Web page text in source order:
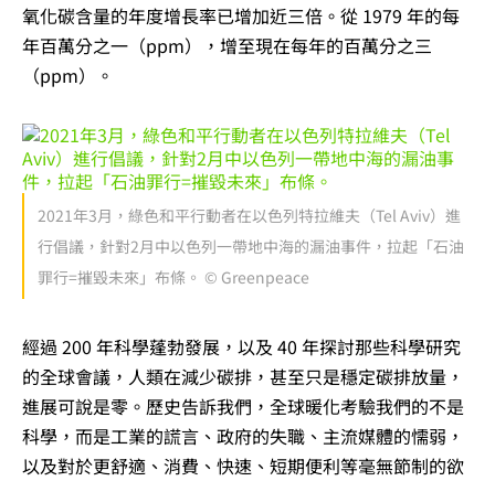
氧化碳含量的年度增長率已增加近三倍。從 1979 年的每
年百萬分之一（ppm），增至現在每年的百萬分之三
（ppm）。
2021年3月，綠色和平行動者在以色列特拉維夫（Tel Aviv）進
行倡議，針對2月中以色列一帶地中海的漏油事件，拉起「石油
罪行=摧毀未來」布條。 © Greenpeace
經過 200 年科學蓬勃發展，以及 40 年探討那些科學研究
的全球會議，人類在減少碳排，甚至只是穩定碳排放量，
進展可說是零。歷史告訴我們，全球暖化考驗我們的不是
科學，而是工業的謊言、政府的失職、主流媒體的懦弱，
以及對於更舒適、消費、快速、短期便利等毫無節制的欲